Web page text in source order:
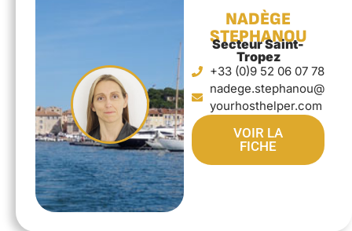
NADÈGE
STEPHANOU
Secteur Saint-
Tropez
+33 (0)9 52 06 07 78
nadege.stephanou@
yourhosthelper.com
VOIR LA
FICHE